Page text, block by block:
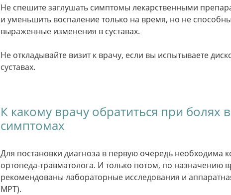
Не спешите заглушать симптомы лекарственными
и уменьшить воспаление только на время, но не
выраженные изменения в суставах.
Не откладывайте визит к врачу, если вы испытываете
суставах.
К какому врачу обратиться при болях
симптомах
Для постановки диагноза в первую очередь необходима
ортопеда-травматолога. И только потом, по назначению
рекомендованы лабораторные исследования и
МРТ).